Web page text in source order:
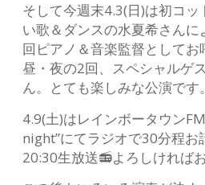
そして今週末4.3(日)は初コ
い歌＆ダンスの水夏希さん
回ピアノ＆音楽監督としてお
昼・夜の2回、スペシャルゲ
ん。とても楽しみな公演です。
4.9(土)はレインボータウン
night”にてラジオで30分程お
20:30生放送📻よろしければ